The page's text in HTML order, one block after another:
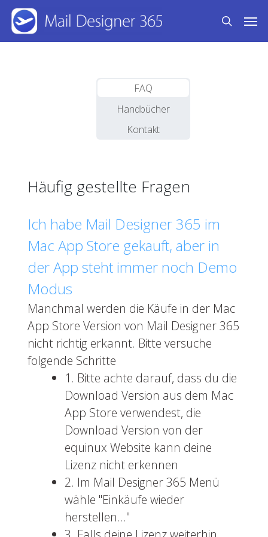
Skip
main
search
FAQ
Handbücher
Kontakt
Häufig gestellte Fragen
Ich habe Mail Designer 365 im
Mac App Store gekauft, aber in
der App steht immer noch Demo
Modus
Manchmal werden die Käufe in der Mac
App Store Version von Mail Designer 365
nicht richtig erkannt. Bitte versuche
folgende Schritte
1. Bitte achte darauf, dass du die
Download Version aus dem Mac
App Store verwendest, die
Download Version von der
equinux Website kann deine
Lizenz nicht erkennen
2. Im Mail Designer 365 Menü
wähle "Einkäufe wieder
herstellen..."